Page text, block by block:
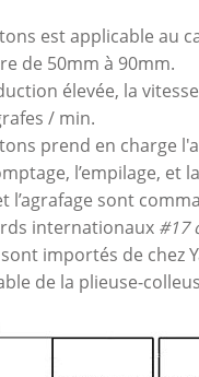
est applicable au
de 50mm à 90mm.
élevée, la
/ min.
prend en charge
l’empilage, et
l’agrafage sont
internationaux #17
importés de chez
de la plieuse-